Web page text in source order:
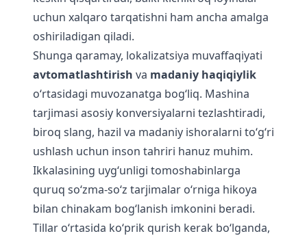
uchun xalqaro tarqatishni ham ancha amalga
oshiriladigan qiladi.
Shunga qaramay, lokalizatsiya muvaffaqiyati
avtomatlashtirish va madaniy haqiqiylik
o‘rtasidagi muvozanatga bog‘liq. Mashina
tarjimasi asosiy konversiyalarni tezlashtiradi,
biroq slang, hazil va madaniy ishoralarni to‘g‘ri
ushlash uchun inson tahriri hanuz muhim.
Ikkalasining uyg‘unligi tomoshabinlarga
quruq so‘zma-so‘z tarjimalar o‘rniga hikoya
bilan chinakam bog‘lanish imkonini beradi.
Tillar o‘rtasida ko‘prik qurish kerak bo‘lganda,